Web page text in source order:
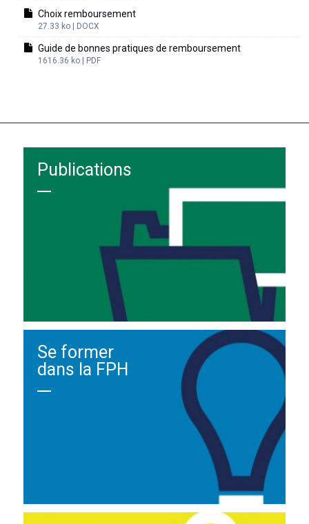
Choix remboursement
27.33 ko | DOCX
Guide de bonnes pratiques de remboursement
1616.36 ko | PDF
Publications
Se former
dans la FPH